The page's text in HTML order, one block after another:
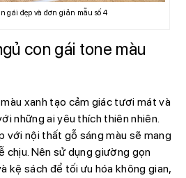
gái đẹp và đơn giản mẫu số 4
con gái tone màu
xanh tạo cảm giác tươi mát và
những ai yêu thích thiên nhiên.
với nội thất gỗ sáng màu sẽ mang
chịu. Nên sử dụng giường gọn
kệ sách để tối ưu hóa không gian,